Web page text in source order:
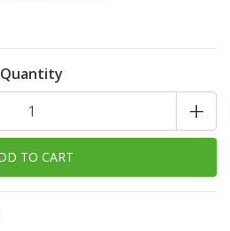
Quantity
+